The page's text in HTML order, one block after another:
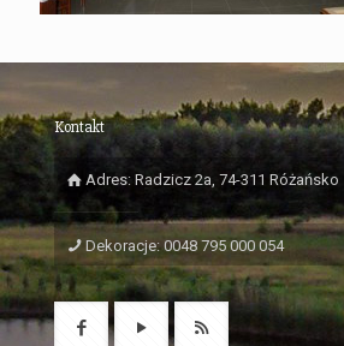
Kontakt
Adres: Radzicz 2a, 74-311 Różańsko
Dekoracje: 0048 795 000 054